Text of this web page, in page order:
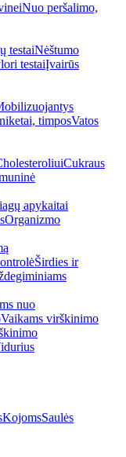
Nuo peršalimo,
testaiNėštumo
testaiĮvairūs
timposVatos
Cukraus
apykaitai
Organizmo
Širdies ir
nuo
Vaikams virškinimo
KojomsSaulės